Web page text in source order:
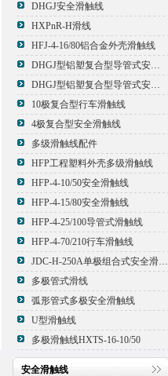
DHGJ安全滑触线
HXPnR-H滑线
HFJ-4-16/80铝合金外壳滑触线
DHGJ型铝塑复合型导管式安全滑触线
DHGJ型铝塑复合型导管式安全滑触线
10极复合型行车滑触线
4极复合型安全滑触线
多级滑触线配件
HFP工程塑料外壳多级滑触线
HFP-4-10/50安全滑触线
HFP-4-15/80安全滑触线
HFP-4-25/100导管式滑触线
HFP-4-70/210行车滑触线
JDC-H-250A单极组合式安全滑触线
多极管式滑线
弧形管式多极安全滑触线
U型滑触线
多极滑触线HXTS-16-10/50
安全滑触线